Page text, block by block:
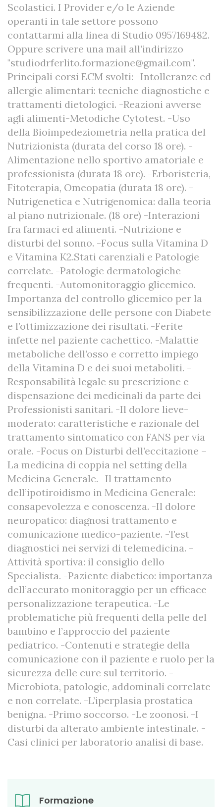
Scolastici. I Provider e/o le Aziende
operanti in tale settore possono
contattarmi alla linea di Studio 0957169482.
Oppure scrivere una mail all’indirizzo
"studiodrferlito.formazione@gmail.com".
Principali corsi ECM svolti: -Intolleranze ed
allergie alimentari: tecniche diagnostiche e
trattamenti dietologici. -Reazioni avverse
agli alimenti-Metodiche Cytotest. -Uso
della Bioimpedeziometria nella pratica del
Nutrizionista (durata del corso 18 ore). -
Alimentazione nello sportivo amatoriale e
professionista (durata 18 ore). -Erboristeria,
Fitoterapia, Omeopatia (durata 18 ore). -
Nutrigenetica e Nutrigenomica: dalla teoria
al piano nutrizionale. (18 ore) -Interazioni
fra farmaci ed alimenti. -Nutrizione e
disturbi del sonno. -Focus sulla Vitamina D
e Vitamina K2.Stati carenziali e Patologie
correlate. -Patologie dermatologiche
frequenti. -Automonitoraggio glicemico.
Importanza del controllo glicemico per la
sensibilizzazione delle persone con Diabete
e l’ottimizzazione dei risultati. -Ferite
infette nel paziente cachettico. -Malattie
metaboliche dell’osso e corretto impiego
della Vitamina D e dei suoi metaboliti. -
Responsabilità legale su prescrizione e
dispensazione dei medicinali da parte dei
Professionisti sanitari. -Il dolore lieve-
moderato: caratteristiche e razionale del
trattamento sintomatico con FANS per via
orale. -Focus on Disturbi dell’eccitazione –
La medicina di coppia nel setting della
Medicina Generale. -Il trattamento
dell’ipotiroidismo in Medicina Generale:
consapevolezza e conoscenza. -Il dolore
neuropatico: diagnosi trattamento e
comunicazione medico-paziente. -Test
diagnostici nei servizi di telemedicina. -
Attività sportiva: il consiglio dello
Specialista. -Paziente diabetico: importanza
dell’accurato monitoraggio per un efficace
personalizzazione terapeutica. -Le
problematiche più frequenti della pelle del
bambino e l’approccio del paziente
pediatrico. -Contenuti e strategie della
comunicazione con il paziente e ruolo per la
sicurezza delle cure sul territorio. -
Microbiota, patologie, addominali correlate
e non correlate. -L’iperplasia prostatica
benigna. -Primo soccorso. -Le zoonosi. -I
disturbi da alterato ambiente intestinale. -
Casi clinici per laboratorio analisi di base.
Formazione